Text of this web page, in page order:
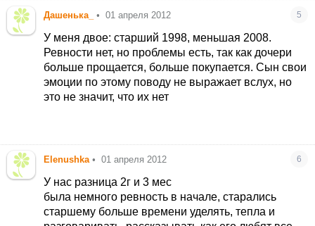
Дашенька_ • 01 апреля 2012 5
У меня двое: старший 1998, меньшая 2008.
Ревности нет, но проблемы есть, так как дочери
больше прощается, больше покупается. Сын свои
эмоции по этому поводу не выражает вслух, но
это не значит, что их нет
Elenushka • 01 апреля 2012 6
У нас разница 2г и 3 мес
была немного ревность в начале, старались
старшему больше времени уделять, тепла и